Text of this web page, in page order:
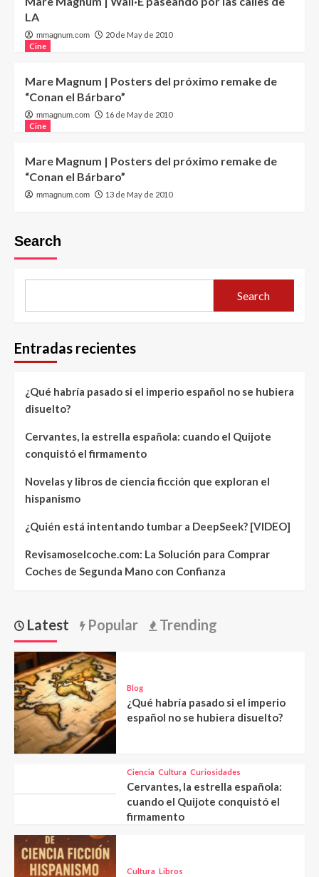
LA
mmagnum.com
20 de May de 2010
Cine
Mare Magnum | Posters del próximo remake de
“Conan el Bárbaro”
mmagnum.com
16 de May de 2010
Cine
Mare Magnum | Posters del próximo remake de
“Conan el Bárbaro”
mmagnum.com 13 de May de 2010
Search
Search
Entradas recientes
¿Qué habría pasado si el imperio español no se hubiera
disuelto?
Cervantes, la estrella española: cuando el Quijote
conquistó el firmamento
Novelas y libros de ciencia ficción que exploran el
hispanismo
¿Quién está intentando tumbar a DeepSeek? [VIDEO]
Revisamoselcoche.com: La Solución para Comprar
Coches de Segunda Mano con Confianza
Latest Popular Trending
Blog
¿Qué habría pasado si el imperio
español no se hubiera disuelto?
Ciencia Cultura Curiosidades
Cervantes, la estrella española:
cuando el Quijote conquistó el
firmamento
Cultura Libros